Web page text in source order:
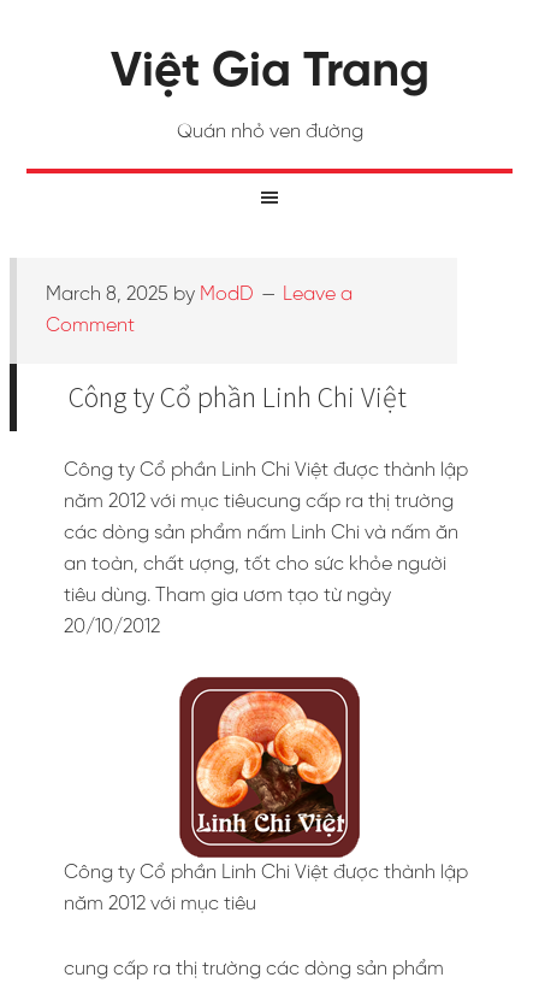
Việt Gia Trang
Quán nhỏ ven đường
March 8, 2025 by ModD
Leave a
Comment
Công ty Cổ phần Linh Chi Việt
Công ty Cổ phần Linh Chi Việt được thành lập
năm 2012 với mục tiêucung cấp ra thị trường
các dòng sản phẩm nấm Linh Chi và nấm ăn
an toàn, chất ượng, tốt cho sức khỏe người
tiêu dùng. Tham gia ươm tạo từ ngày
20/10/2012
Công ty Cổ phần Linh Chi Việt được thành lập
năm 2012 với mục tiêu
cung cấp ra thị trường các dòng sản phẩm